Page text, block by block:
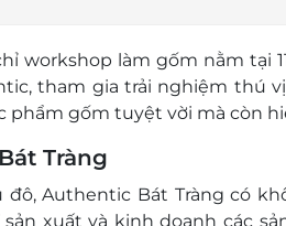
workshop làm gốm nằm tại
tham gia trải nghiệm thú
phẩm gốm tuyệt vời mà còn
Tràng
Authentic Bát Tràng có
xuất và kinh doanh các